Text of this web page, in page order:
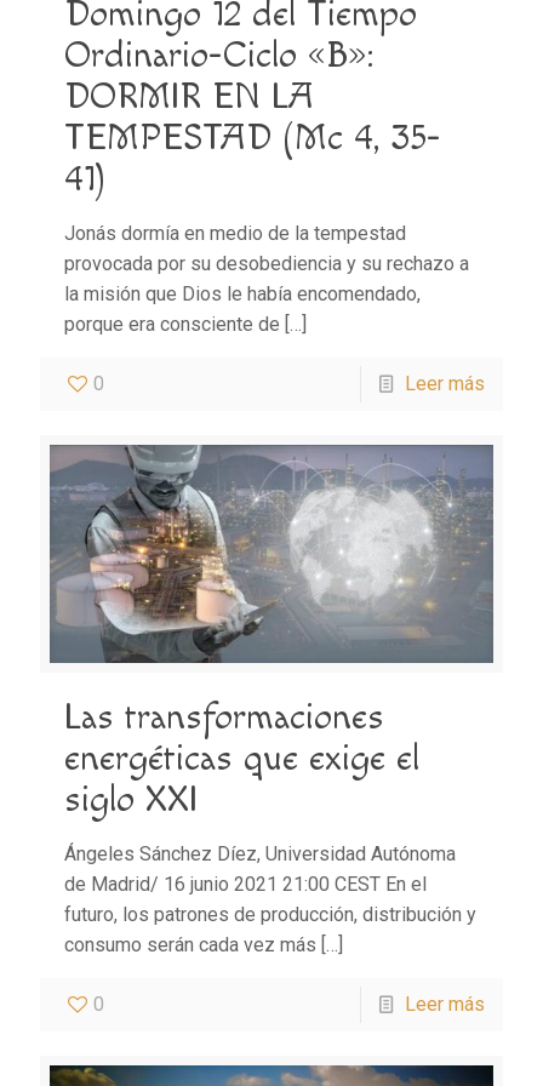
Domingo 12 del Tiempo
Ordinario-Ciclo «B»:
DORMIR EN LA
TEMPESTAD (Mc 4, 35-
41)
Jonás dormía en medio de la tempestad
provocada por su desobediencia y su rechazo a
la misión que Dios le había encomendado,
porque era consciente de […]
0 Leer más
Las transformaciones
energéticas que exige el
siglo XXI
Ángeles Sánchez Díez, Universidad Autónoma
de Madrid/ 16 junio 2021 21:00 CEST En el
futuro, los patrones de producción, distribución y
consumo serán cada vez más […]
0 Leer más